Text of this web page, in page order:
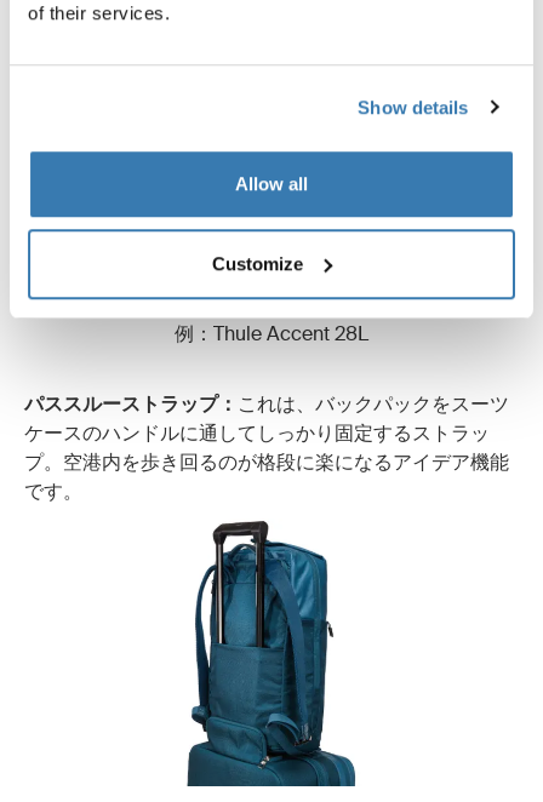
of their services.
Show details
Allow all
Customize
クパックの外に固定して運びたいときに重宝します。
例：Thule Accent 28L
パススルーストラップ： これは、バックパックをスーツ
ケースのハンドルに通してしっかり固定するストラッ
プ。空港内を歩き回るのが格段に楽になるアイデア機能
です。